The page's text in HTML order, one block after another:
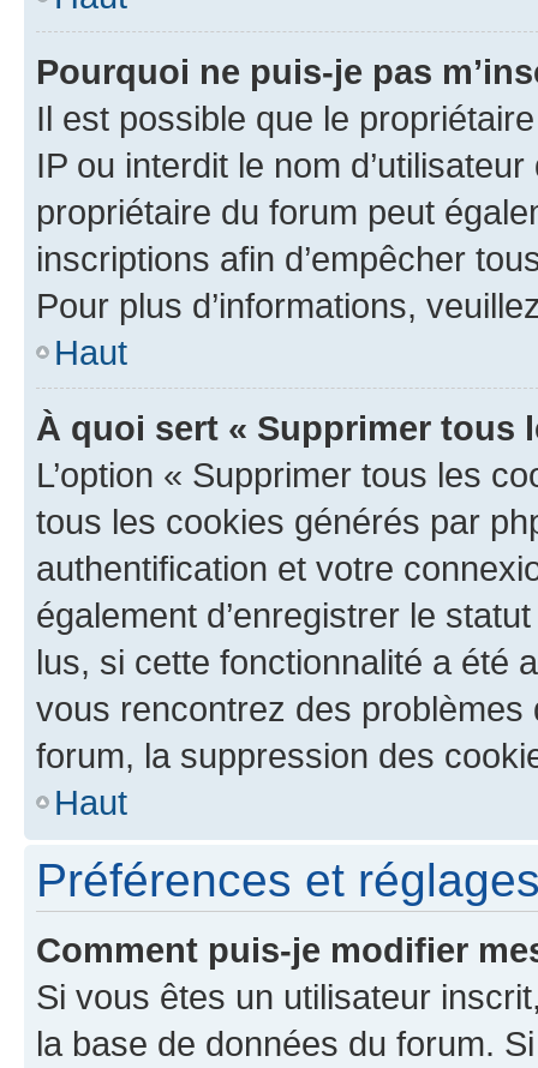
Pourquoi ne puis-je pas
Il est possible que le
IP ou interdit le nom
propriétaire du forum peut
inscriptions afin d’empêcher
Pour plus d’informations,
Haut
À quoi sert « Supprimer tous
L’option « Supprimer tous les
tous les cookies générés par
authentification et votre
également d’enregistrer le
lus, si cette fonctionnalité a été
vous rencontrez des
forum, la suppression des
Haut
Préférences et
Comment puis-je modifier
Si vous êtes un utilisateur
la base de données du forum.